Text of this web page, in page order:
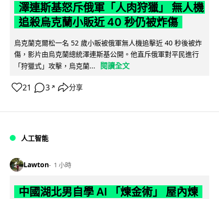
澤連斯基怒斥俄軍「人肉狩獵」 無人機
追殺烏克蘭小販近 40 秒仍被炸傷
烏克蘭克爾松一名 52 歲小販被俄軍無人機追擊近 40 秒後被炸
傷，影片由烏克蘭總統澤連斯基公開。他直斥俄軍對平民進行
「狩獵式」攻擊，烏克蘭...
閱讀全文
21 3 ↗ 分享
人工智能
Lawton 1 小時
中國湖北男自學 AI 「煉金術」 屋內煉